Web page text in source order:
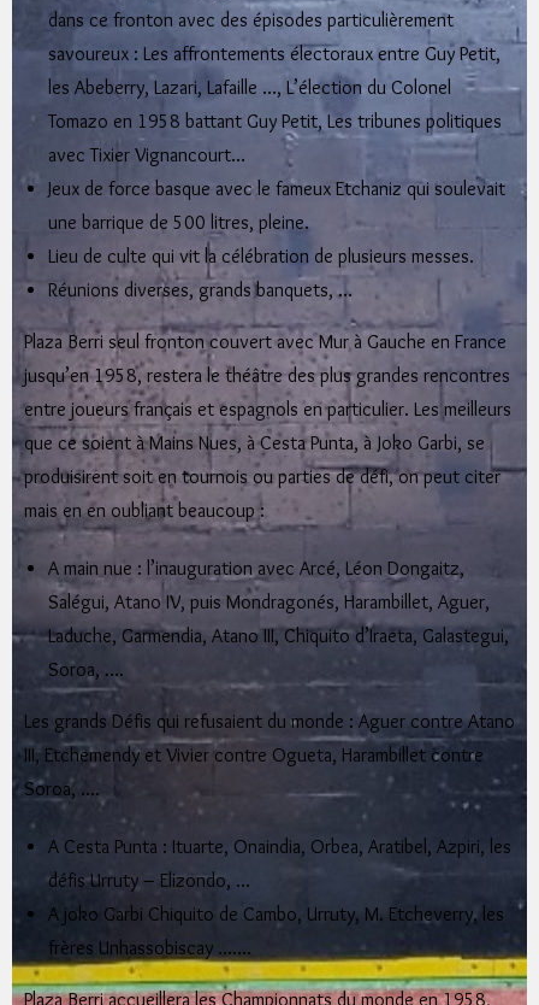
dans ce fronton avec des épisodes particulièrement
savoureux : Les affrontements électoraux entre Guy Petit,
les Abeberry, Lazari, Lafaille …, L’élection du Colonel
Tomazo en 1958 battant Guy Petit, Les tribunes politiques
avec Tixier Vignancourt…
Jeux de force basque avec le fameux Etchaniz qui soulevait
une barrique de 500 litres, pleine.
Lieu de culte qui vit la célébration de plusieurs messes.
Réunions diverses, grands banquets, …
Plaza Berri seul fronton couvert avec Mur à Gauche en France
jusqu’en 1958, restera le théâtre des plus grandes rencontres
entre joueurs français et espagnols en particulier. Les meilleurs
que ce soient à Mains Nues, à Cesta Punta, à Joko Garbi, se
produisirent soit en tournois ou parties de défi, on peut citer
mais en en oubliant beaucoup :
A main nue : l’inauguration avec Arcé, Léon Dongaitz,
Salégui, Atano IV, puis Mondragonés, Harambillet, Aguer,
Laduche, Garmendia, Atano III, Chiquito d’Iraeta, Galastegui,
Soroa, ….
Les grands Défis qui refusaient du monde : Aguer contre Atano
III, Etchemendy et Vivier contre Ogueta, Harambillet contre
Soroa, ….
A Cesta Punta : Ituarte, Onaindia, Orbea, Aratibel, Azpiri, les
défis Urruty – Elizondo, …
A joko Garbi Chiquito de Cambo, Urruty, M. Etcheverry, les
frères Unhassobiscay …….
Plaza Berri accueillera les Championnats du monde en 1958,